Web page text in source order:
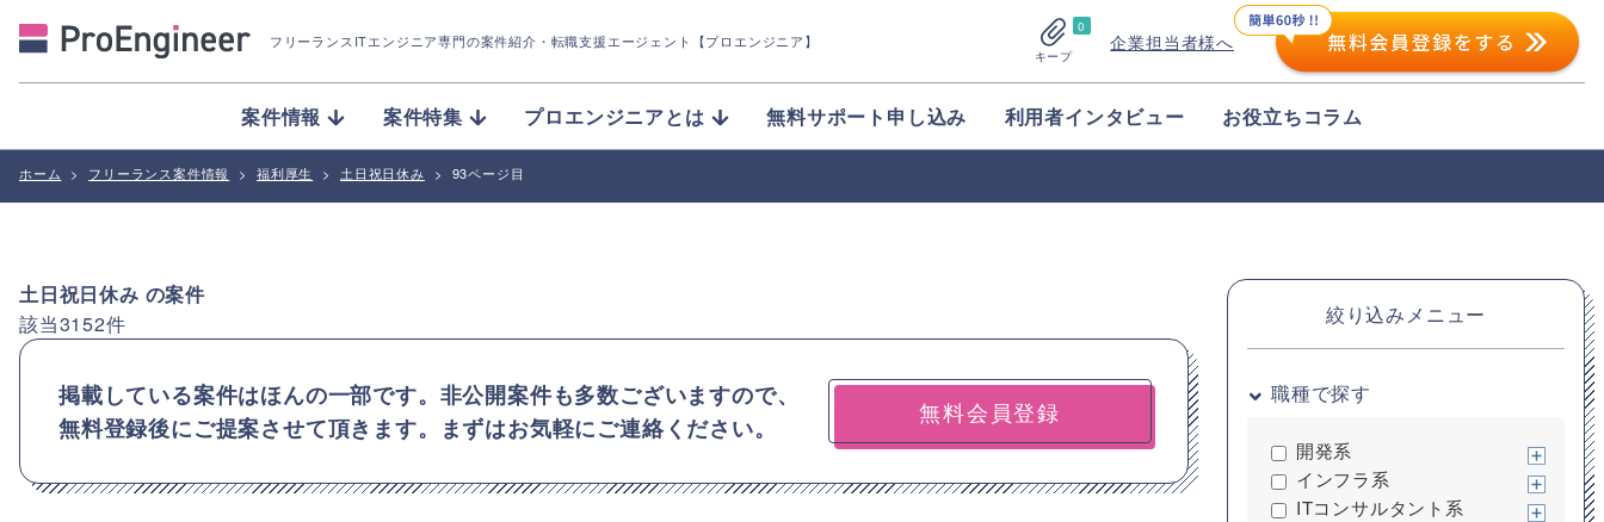
フリーランスITエンジニア専門の案件紹介 ・転職支援エージェント【プロエンジニア】
0
キープ
企業担当者様へ
案件情報 案件特集 プロエンジニアとは 無料サポート申し込み 利用者インタビュー お役立ちコラム
ホーム > フリーランス案件情報 > 福利厚生 > 土日祝日休み > 93ページ目
土日祝日休み の案件
該当3152件
掲載している案件はほんの一部です。非公開案件も多数ございますので、
無料登録後にご提案させて頂きます。まずはお気軽にご連絡ください。
無料会員登録
絞り込みメニュー
職種で探す
開発系
インフラ系
ITコンサルタント系